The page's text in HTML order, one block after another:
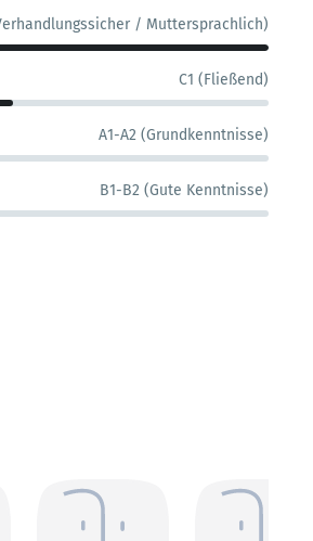
/ Muttersprachlich)
C1 (Fließend)
A1-A2 (Grundkenntnisse)
B1-B2 (Gute Kenntnisse)